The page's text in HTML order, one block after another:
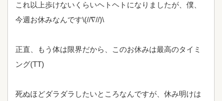
これ以上歩けないくらいヘトヘトになりましたが、僕、
今週お休みなんです\(//∇//)\
正直、もう体は限界だから、このお休みは最高のタイミ
ング(TT)
死ぬほどダラダラしたいところなんですが、休み明けは